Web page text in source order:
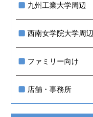
九州工業大学周辺
西南女学院大学周辺
ファミリー向け
店舗・事務所